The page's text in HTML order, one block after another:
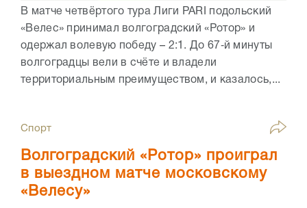
В матче четвёртого тура Лиги PARI подольский
«Велес» принимал волгоградский «Ротор» и
одержал волевую победу – 2:1. До 67‑й минуты
волгоградцы вели в счёте и владели
территориальным преимуществом, и казалось,...
Спорт
Волгоградский «Ротор» проиграл
в выездном матче московскому
«Велесу»